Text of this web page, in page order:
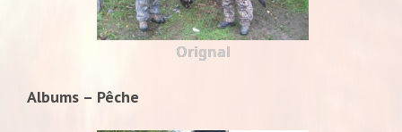
Orignal
Albums – Pêche